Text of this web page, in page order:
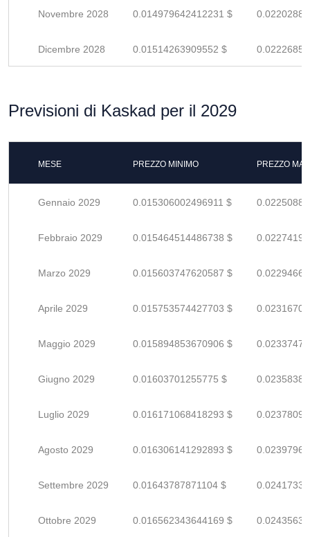
Novembre 2028 0.014979642412231 $
Dicembre 2028 0.01514263909552 $
Previsioni di Kaskad per il 2029
MESE PREZZO MINIMO PREZZO
Gennaio 2029 0.015306002496911 $
Febbraio 2029 0.015464514486738 $
Marzo 2029 0.015603747620587 $
Aprile 2029 0.015753574427703 $
Maggio 2029 0.015894853670906 $
Giugno 2029 0.01603701255775 $
Luglio 2029 0.016171068418293 $
Agosto 2029 0.016306141292893 $
Settembre 2029 0.01643787871104 $
Ottobre 2029 0.016562343644169 $